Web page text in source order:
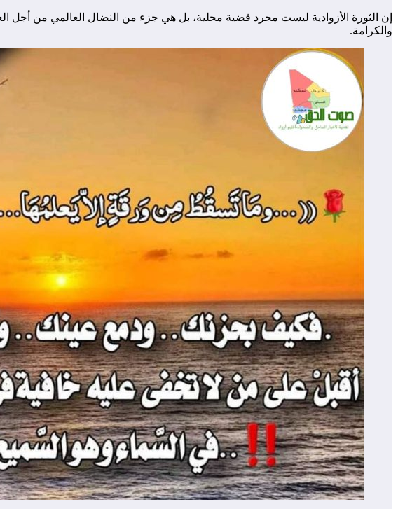
إن الثورة الأزوادية ليست مجرد قضية محلية، بل هي جزء من النضال العالمي من
والكرامة.